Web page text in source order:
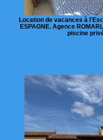
Location de vacances à
ESPAGNE. Agence
piscine